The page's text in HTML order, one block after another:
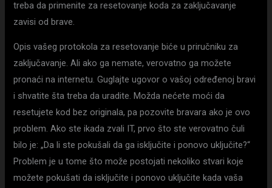
treba da primenite za resetovanje koda za zaključavanje
zavisi od brave.
Opis vašeg protokola za resetovanje biće u priručniku za
zaključavanje. Ali ako ga nemate, verovatno ga možete
pronaći na internetu. Guglajte ugovor o vašoj određenoj bravi
i shvatite šta treba da uradite. Možda nećete moći da
resetujete kod bez originala, pa pozovite bravara ako je ovo
problem. Ako ste ikada zvali IT, prvo što ste verovatno čuli
bilo je: „Da li ste pokušali da ga isključite i ponovo uključite?“
Problem je u tome što može postojati nekoliko stvari koje
možete pokušati da isključite i ponovo uključite kada vaša